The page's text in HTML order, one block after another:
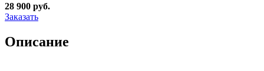
28 900 руб.
Заказать
Описание